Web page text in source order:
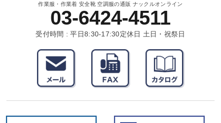
作業服・作業着 安全靴 空調服の通販 ナックルオンライン
03-6424-4511
受付時間 : 平日8:30-17:30定休日 土日・祝祭日